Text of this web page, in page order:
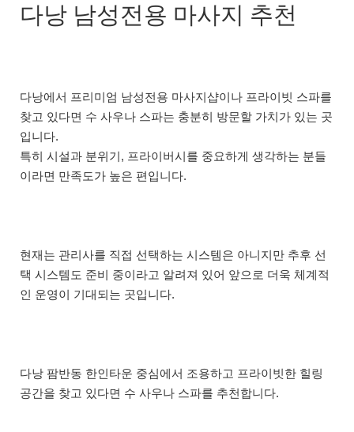
다낭 남성전용 마사지 추천
다낭에서 프리미엄 남성전용 마사지샵이나 프라이빗 스파를
찾고 있다면 수 사우나 스파는 충분히 방문할 가치가 있는 곳
입니다.
특히 시설과 분위기, 프라이버시를 중요하게 생각하는 분들
이라면 만족도가 높은 편입니다.
현재는 관리사를 직접 선택하는 시스템은 아니지만 추후 선
택 시스템도 준비 중이라고 알려져 있어 앞으로 더욱 체계적
인 운영이 기대되는 곳입니다.
다낭 팜반동 한인타운 중심에서 조용하고 프라이빗한 힐링
공간을 찾고 있다면 수 사우나 스파를 추천합니다.